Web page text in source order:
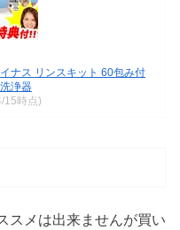
ナス リンスキット 60包み付
浄器
15時点)
スメは出来ませんが買い